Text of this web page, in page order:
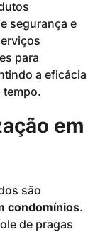
segurança e
para
a eficácia
tempo.
em
são
condomínios.
de pragas